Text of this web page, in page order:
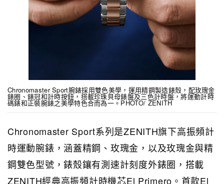
Chronomaster Sport腕錶採用雙色美學，運用精鋼製造錶殼，配玫瑰金
錶圈、錶冠和計時按鈕，搭載珍珠貝母錶盤及三色計時盤，將運動計時
碼錶和正裝腕錶之美學特色合而為一。PHOTO/ ZENITH
Chronomaster Sport系列是ZENITH旗下高振頻計
時運動腕錶，涵蓋精鋼、玫瑰金，以及玫瑰金與精
鋼雙色型號，錶殼鑲有測速計刻度外錶圈，搭載
ZENITH經典高振頻計時機芯El Primero。首款El